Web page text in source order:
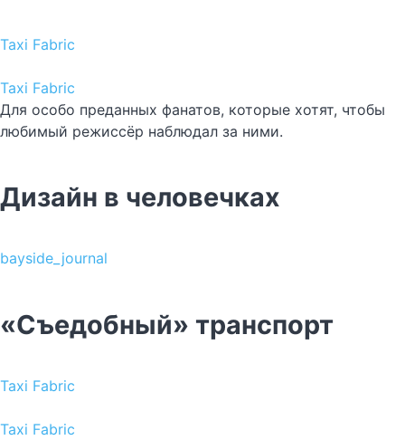
Taxi Fabric
Taxi Fabric
Для особо преданных фанатов, которые хотят, чтобы
любимый режиссёр наблюдал за ними.
Дизайн в человечках
bayside_journal
«Съедобный» транспорт
Taxi Fabric
Taxi Fabric